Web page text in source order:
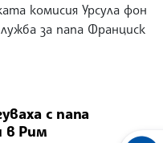
комисия Урсула фон
за папа Франциск
с папа
в Рим